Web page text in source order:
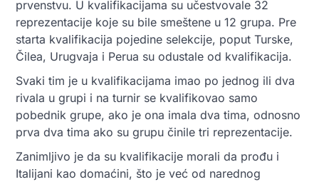
prvenstvu. U kvalifikacijama su učestvovale 32
reprezentacije koje su bile smeštene u 12 grupa. Pre
starta kvalifikacija pojedine selekcije, poput Turske,
Čilea, Urugvaja i Perua su odustale od kvalifikacija.
Svaki tim je u kvalifikacijama imao po jednog ili dva
rivala u grupi i na turnir se kvalifikovao samo
pobednik grupe, ako je ona imala dva tima, odnosno
prva dva tima ako su grupu činile tri reprezentacije.
Zanimljivo je da su kvalifikacije morali da prođu i
Italijani kao domaćini, što je već od narednog